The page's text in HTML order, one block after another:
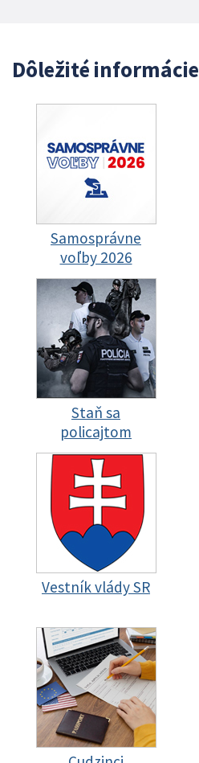
Dôležité informácie
Samosprávne
voľby 2026
Staň sa
policajtom
Vestník vlády SR